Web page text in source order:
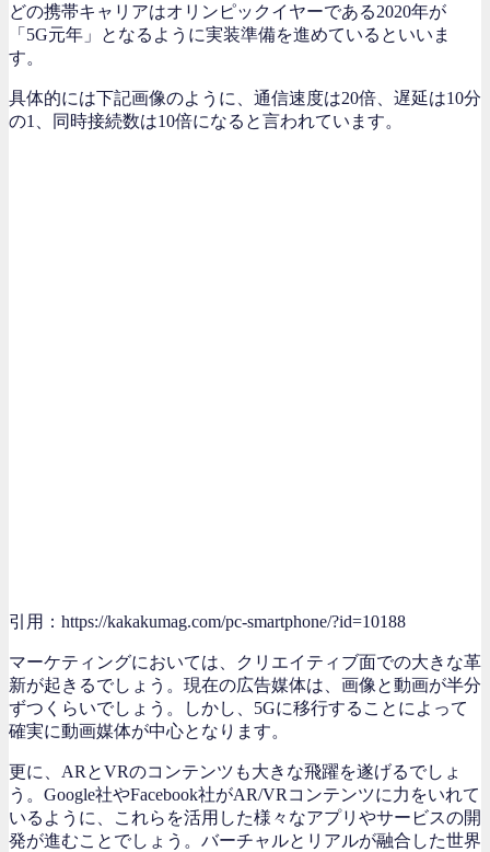
どの携帯キャリアはオリンピックイヤーである2020年が
「5G元年」となるように実装準備を進めているといいま
す。
具体的には下記画像のように、通信速度は20倍、遅延は10分
の1、同時接続数は10倍になると言われています。
引用：https://kakakumag.com/pc-smartphone/?id=10188
マーケティングにおいては、クリエイティブ面での大きな革
新が起きるでしょう。現在の広告媒体は、画像と動画が半分
ずつくらいでしょう。しかし、5Gに移行することによって
確実に動画媒体が中心となります。
更に、ARとVRのコンテンツも大きな飛躍を遂げるでしょ
う。Google社やFacebook社がAR/VRコンテンツに力をいれて
いるように、これらを活用した様々なアプリやサービスの開
発が進むことでしょう。バーチャルとリアルが融合した世界